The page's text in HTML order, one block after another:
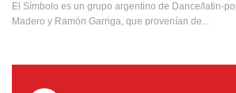
El Símbolo es un grupo argentino de Dance/latin-
Madero y Ramón Garriga, que provenían de...